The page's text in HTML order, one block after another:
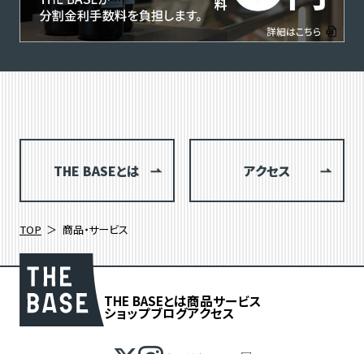
THE BASEとは アクセス
TOP 商品・サービス
THE BASEとは商品サービス
ショップブログアクセス